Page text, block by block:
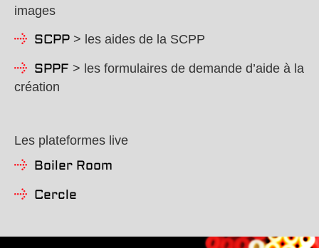
images
SCPP > les aides de la SCPP
SPPF > les formulaires de demande d’aide à la
création
Les plateformes live
Boiler Room
Cercle